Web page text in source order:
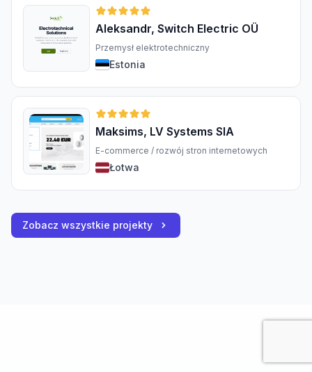
Aleksandr, Switch Electric OÜ
Przemysł elektrotechniczny
Estonia
Maksims, LV Systems SIA
E-commerce / rozwój stron internetowych
Łotwa
Zobacz wszystkie projekty